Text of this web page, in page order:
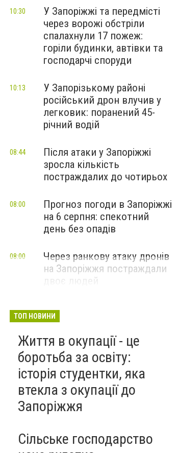
У Запоріжжі та передмісті
через ворожі обстріли
спалахнули 17 пожеж:
горіли будинки, автівки та
господарчі споруди
10:30
У Запорізькому районі
російський дрон влучив у
легковик: поранений 45-
річний водій
10:13
Після атаки у Запоріжжі
зросла кількість
постраждалих до чотирьох
08:44
Прогноз погоди в Запоріжжі
на 6 серпня: спекотний
день без опадів
08:00
Через ранкову атаку дронів
на Запоріжжя постраждали
двоє людей
08:00
ТОП НОВИНИ
Життя в окупації - це
боротьба за освіту:
історія студентки, яка
втекла з окупації до
Запоріжжя
Сільське господарство